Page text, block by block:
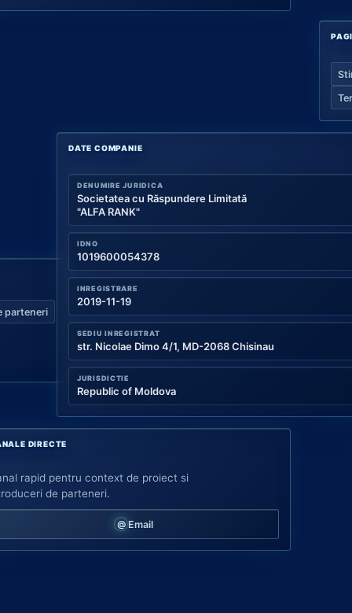
parteneri
DATE COMPANIE
DENUMIRE JURIDICA
Societatea cu Răspundere Limitată
"ALFA RANK"
IDNO
1019600054378
INREGISTRARE
2019-11-19
SEDIU INREGISTRAT
str. Nicolae Dimo 4/1, MD-2068 Chisinau
JURISDICTIE
Republic of Moldova
DIRECTE
rapid pentru context de proiect si
de parteneri.
Email